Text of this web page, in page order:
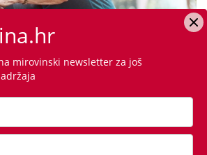
bolnih zglobova? Donosimo
i ublažavanje ukočenosti
mirovinski newsletter za još kvalitetnog